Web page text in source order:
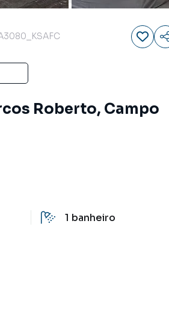
Roberto, Campo
1 banheiro